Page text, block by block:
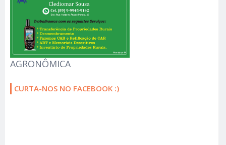
AGRONÔMICA
CURTA-NOS NO FACEBOOK :)